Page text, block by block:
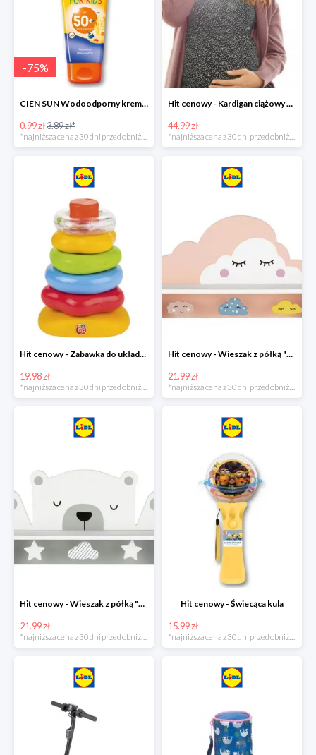
-75%
CIEN SUN Wodoodporny krem do opalania dla dzieci SPF 50 -39%
0.99 zł3.89 zł*
*najniższa cena z 30 dni przed obniżką
Hit cenowy - Kardigan ciążowy z biobawełny
44.99 zł
*najniższa cena z 30 dni przed obniżką
Hit cenowy - Zabawka do układania
19.98 zł
Hit cenowy - Wieszak z półką "Chmurka"
21.99 zł
Hit cenowy - Wieszak z półką "Miś"
21.99 zł
*najniższa cena z 30 dni przed obniżką
Hit cenowy - Świecąca kula
15.99 zł
*najniższa cena z 30 dni przed obniżką